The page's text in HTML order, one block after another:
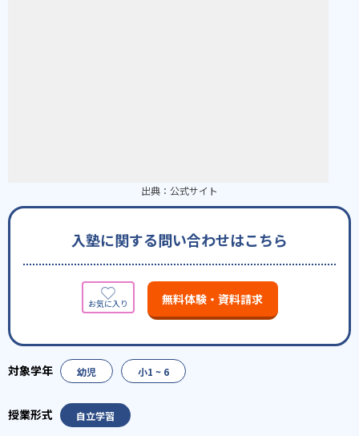
出典： 公式サイト
入塾に関する問い合わせはこちら
無料体験・資料請求
幼児 小1 ~ 6
自立学習